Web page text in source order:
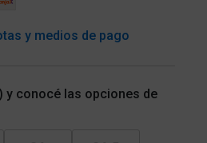
y medios de pago
y conocé las opciones de